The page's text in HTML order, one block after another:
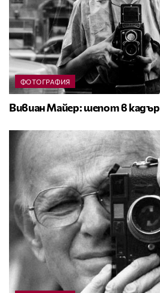
ФОТОГРАФИЯ
Вивиан Майер: шепот в кадър